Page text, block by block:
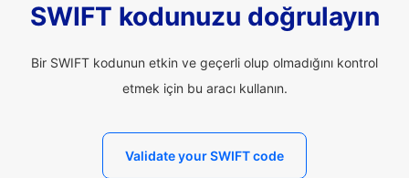
SWIFT kodunuzu doğrulayın
Bir SWIFT kodunun etkin ve geçerli olup olmadığını kontrol
etmek için bu aracı kullanın.
Validate your SWIFT code